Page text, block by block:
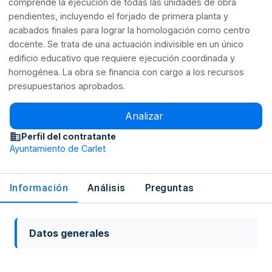
comprende la ejecución de todas las unidades de obra
pendientes, incluyendo el forjado de primera planta y
acabados finales para lograr la homologación como centro
docente. Se trata de una actuación indivisible en un único
edificio educativo que requiere ejecución coordinada y
homogénea. La obra se financia con cargo a los recursos
presupuestarios aprobados.
Analizar
Perfil del contratante
Ayuntamiento de Carlet
Información Análisis Preguntas
Datos generales